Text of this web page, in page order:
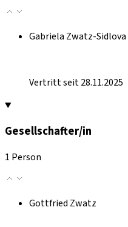
Gabriela Zwatz-Sidlova
Vertritt seit 28.11.2025
Gesellschafter/in
1 Person
Gottfried Zwatz